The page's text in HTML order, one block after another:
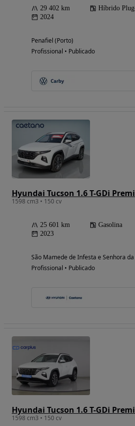
29 402 km Híbrido
2024
Penafiel (Porto)
Profissional • Publicado
Hyundai Tucson 1.6 T-GDi
1598 cm3 • 150 cv
25 601 km Gasolina
2023
São Mamede de Infesta e Senhora
Profissional • Publicado
Hyundai Tucson 1.6 T-GDi
1598 cm3 • 150 cv